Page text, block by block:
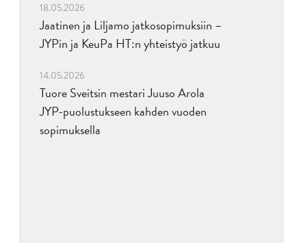
18.05.2026
Jaatinen ja Liljamo jatkosopimuksiin –
JYPin ja KeuPa HT:n yhteistyö jatkuu
14.05.2026
Tuore Sveitsin mestari Juuso Arola
JYP-puolustukseen kahden vuoden
sopimuksella